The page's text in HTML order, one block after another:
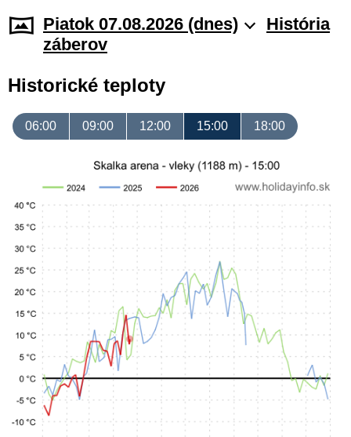
Piatok 07.08.2026 (dnes)
História
záberov
Historické teploty
06:00 09:00 12:00 15:00 18:00